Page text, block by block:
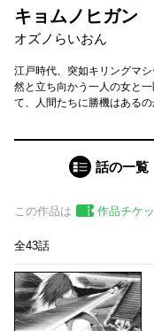
キョムノヒガン
オズノらいおん
江戸時代、突如キリングマ
然と立ち向かう一人の女と
て、人間たちに勝機はある
話の一覧
この作品は 作品チケ
全43話